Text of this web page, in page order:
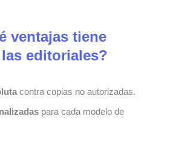
ventajas tiene
editoriales?
contra copias no autorizadas.
para cada modelo de